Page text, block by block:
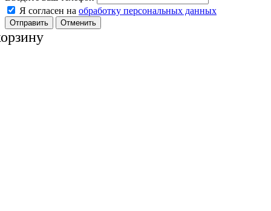
Я согласен на обработку персональных данных
Отменить